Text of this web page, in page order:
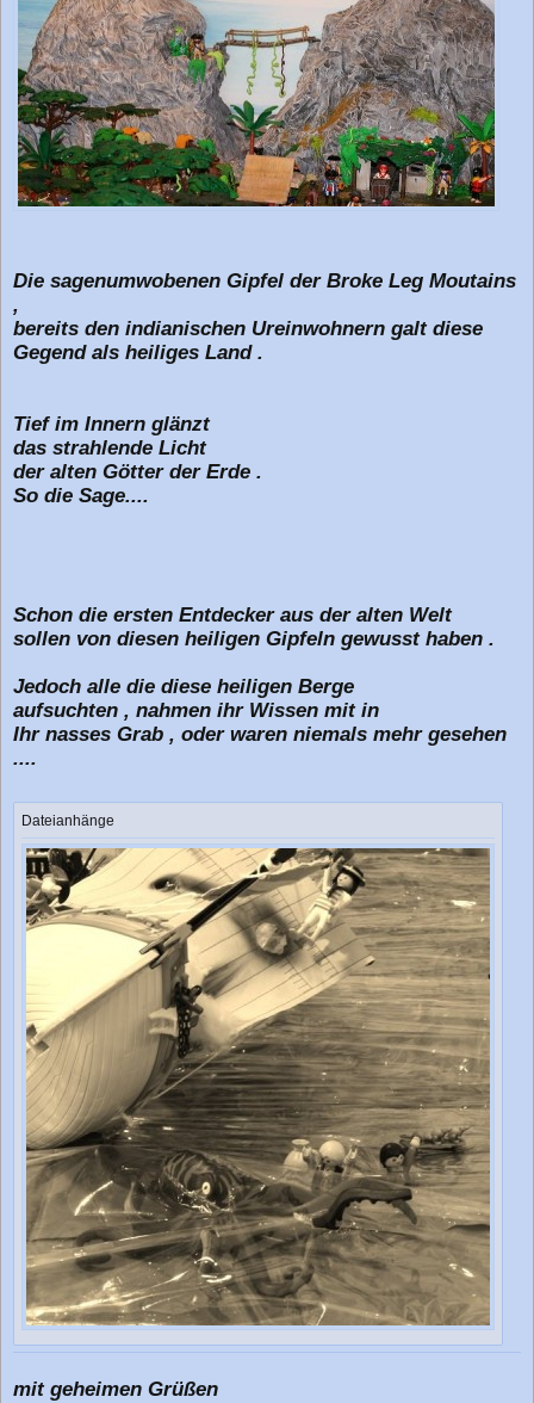
Die sagenumwobenen Gipfel der Broke Leg Moutains
,
bereits den indianischen Ureinwohnern galt diese
Gegend als heiliges Land .
Tief im Innern glänzt
das strahlende Licht
der alten Götter der Erde .
So die Sage....
Schon die ersten Entdecker aus der alten Welt
sollen von diesen heiligen Gipfeln gewusst haben .
Jedoch alle die diese heiligen Berge
aufsuchten , nahmen ihr Wissen mit in
Ihr nasses Grab , oder waren niemals mehr gesehen
....
Dateianhänge
mit geheimen Grüßen